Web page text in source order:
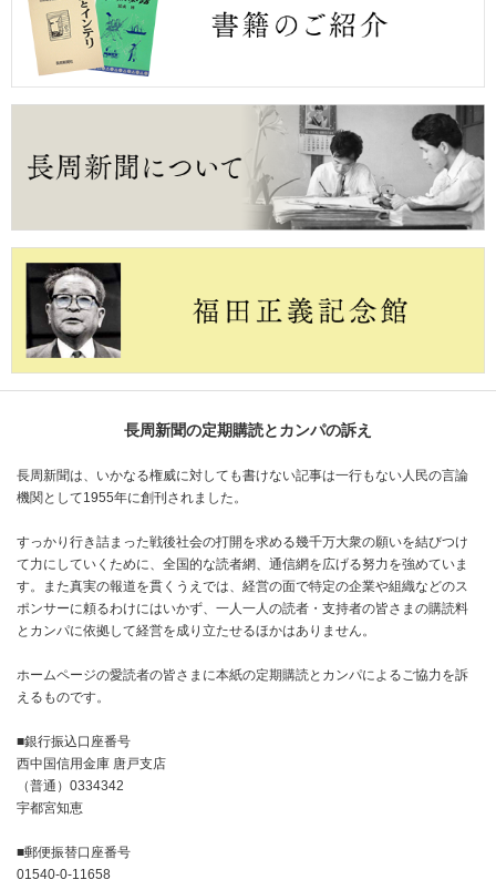
長周新聞の定期購読とカンパの訴え
長周新聞は、いかなる権威に対しても書けない記事は一行もない人民の言論
機関として1955年に創刊されました。
すっかり行き詰まった戦後社会の打開を求める幾千万大衆の願いを結びつけ
て力にしていくために、全国的な読者網、通信網を広げる努力を強めていま
す。また真実の報道を貫くうえでは、経営の面で特定の企業や組織などのス
ポンサーに頼るわけにはいかず、一人一人の読者・支持者の皆さまの購読料
とカンパに依拠して経営を成り立たせるほかはありません。
ホームページの愛読者の皆さまに本紙の定期購読とカンパによるご協力を訴
えるものです。
■銀行振込口座番号
西中国信用金庫 唐戸支店
（普通）0334342
宇都宮知恵
■郵便振替口座番号
01540-0-11658